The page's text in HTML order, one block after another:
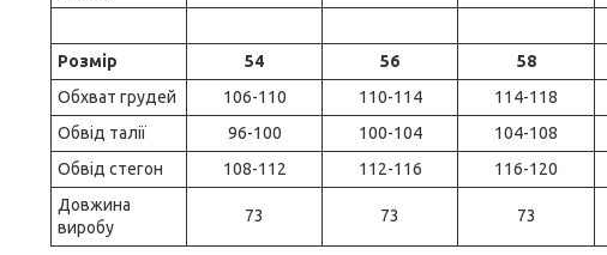
Розмір 54 56 58
Обхват грудей
106-110 110-114 114-118
Обвід талії
96-100 100-104 104-108
Обвід стегон
108-112 112-116 116-120
Довжина
виробу
73 73 73